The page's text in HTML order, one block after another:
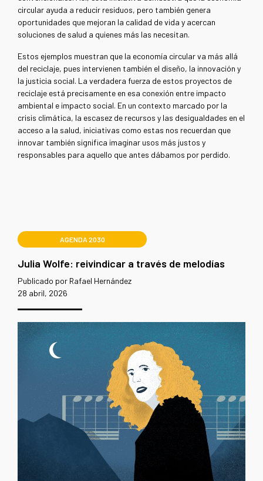
circular ayuda a reducir residuos, pero también genera
oportunidades que mejoran la calidad de vida y acercan
soluciones de salud a quienes más las necesitan.
Estos ejemplos muestran que la economía circular va más allá
del reciclaje, pues intervienen también el diseño, la innovación y
la justicia social. La verdadera fuerza de estos proyectos de
reciclaje está precisamente en esa conexión entre impacto
ambiental e impacto social. En un contexto marcado por la
crisis climática, la escasez de recursos y las desigualdades en el
acceso a la salud, iniciativas como estas nos recuerdan que
innovar también significa imaginar usos más justos y
responsables para aquello que antes dábamos por perdido.
AGENDA 2030
Julia Wolfe: reivindicar a través de melodías
Publicado por Rafael Hernández
28 abril, 2026